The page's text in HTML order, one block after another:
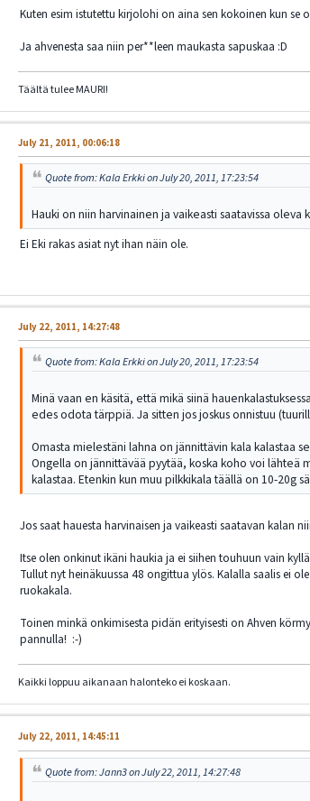
Kuten esim istutettu kirjolohi on aina sen kokoinen kun se
Ja ahvenesta saa niin per**leen maukasta sapuskaa :D
Täältä tulee MAURI!
July 21, 2011, 00:06:18
Quote from: Kala Erkki on July 20, 2011, 17:23:54
Hauki on niin harvinainen ja vaikeasti saatavissa
Ei Eki rakas asiat nyt ihan näin ole.
July 22, 2011, 14:27:48
Quote from: Kala Erkki on July 20, 2011, 17:23:54
Minä vaan en käsitä, että mikä siinä
edes odota tärppiä. Ja sitten jos joskus onnistuu
Omasta mielestäni lahna on jännittävin kala kalastaa
Ongella on jännittävää pyytää, koska koho voi lähteä
kalastaa. Etenkin kun muu pilkkikala täällä on 10-20g
Jos saat hauesta harvinaisen ja vaikeasti saatavan kalan
Itse olen onkinut ikäni haukia ja ei siihen touhuun vain
Tullut nyt heinäkuussa 48 ongittua ylös. Kalalla saalis ei
ruokakala.
Toinen minkä onkimisesta pidän erityisesti on Ahven
pannulla! :-)
Kaikki loppuu aikanaan halonteko ei koskaan.
July 22, 2011, 14:45:11
Quote from: Jann3 on July 22, 2011, 14:27:48